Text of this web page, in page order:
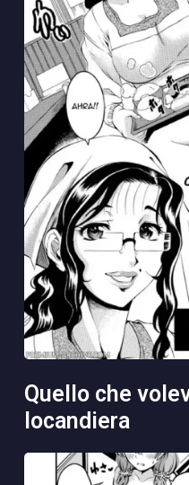
quello che volevo mangiare era la
locandiera